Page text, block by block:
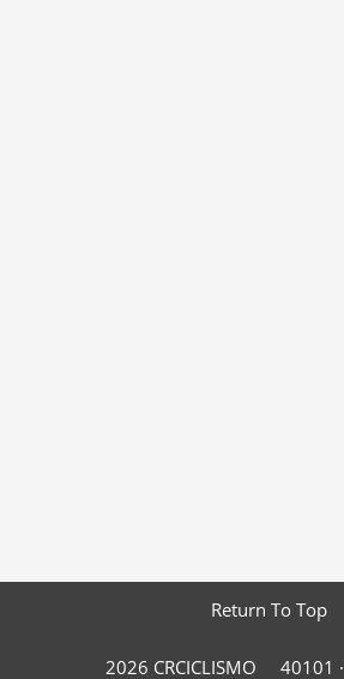
Return To Top
2026 CRCICLISMO 40101 ·